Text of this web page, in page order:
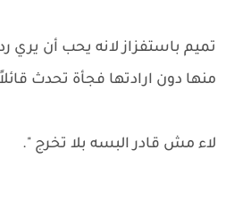
تميم باستفزاز لانه يحب أن يري
منها دون ارادتها فجأة تحدث
لاء مش قادر البسه بلا تخرج ".